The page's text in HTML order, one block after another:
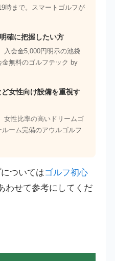
時まで。スマートゴルフが
確に把握したい方
会金5,000円明示の池袋
無料のゴルフテック by
女性向け設備を重視す
性比率の高いドリームゴ
ーム完備のアウルゴルフ
ついてはゴルフ初心
わせて参考にしてくだ